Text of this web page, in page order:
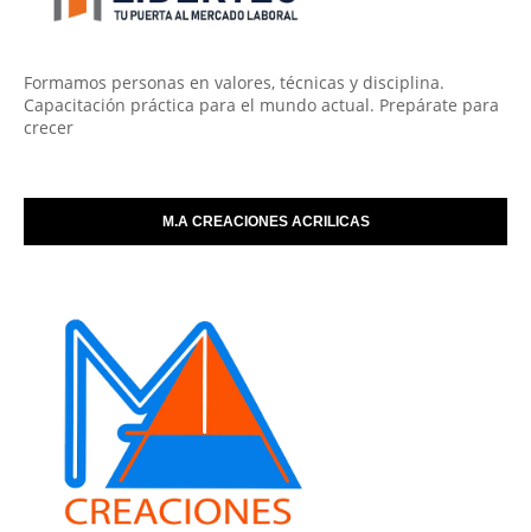
Formamos personas en valores, técnicas y disciplina.
Capacitación práctica para el mundo actual. Prepárate para
crecer
M.A CREACIONES ACRILICAS